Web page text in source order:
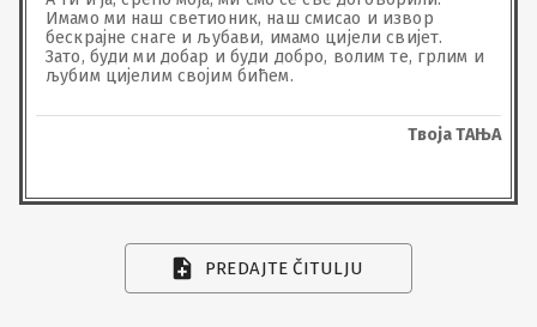
Имамо ми наш светионик, наш смисао и извор
бескрајне снаге и љубави, имамо цијели свијет.
Зато, буди ми добар и буди добро, волим те, грлим и
љубим цијелим својим бићем.
Твоја ТАЊА
PREDAJTE ČITULJU